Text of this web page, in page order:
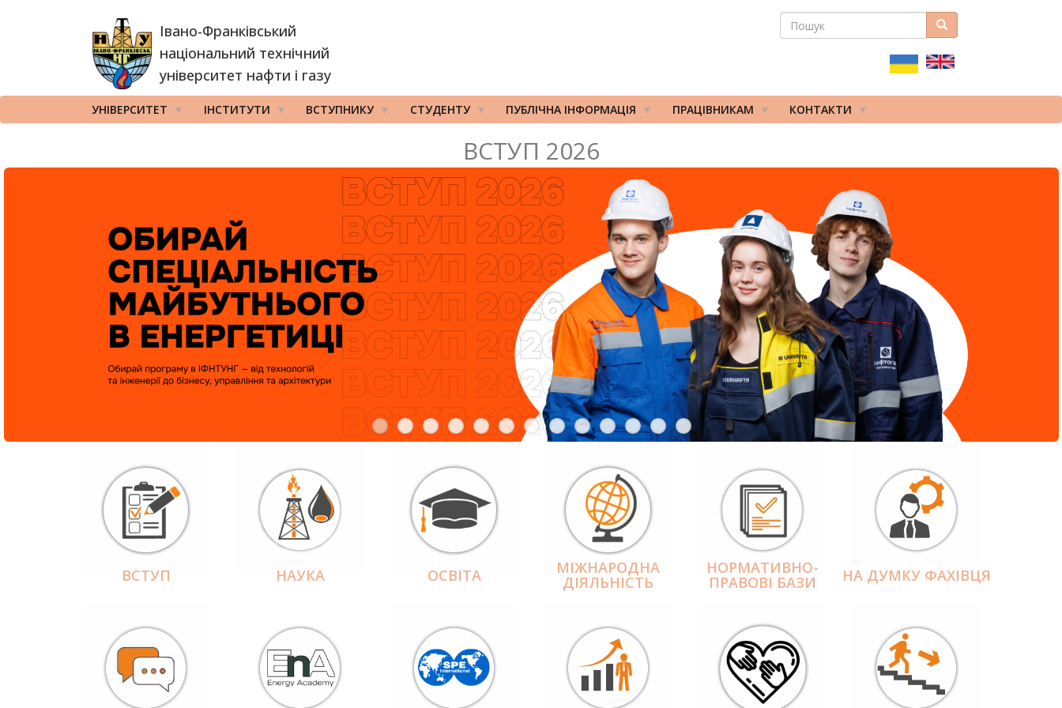
Івано-Франківський
національний технічний
університет нафти і газу
ПОШУКОВА
ПОШУК Пошук
УНІВЕРСИТЕТ ІНСТИТУТИ ВСТУПНИКУ СТУДЕНТУ ПУБЛІЧНА ІНФОРМАЦІЯ ПРАЦІВНИКАМ КОНТАКТИ
ВСТУП 2026
ВСТУП НАУКА ОСВІТА МІЖНАРОДНА
ДІЯЛЬНІCТЬ
НОРМАТИВНО-
ПРАВОВІ БАЗИ НА ДУМКУ ФАХІВЦЯ